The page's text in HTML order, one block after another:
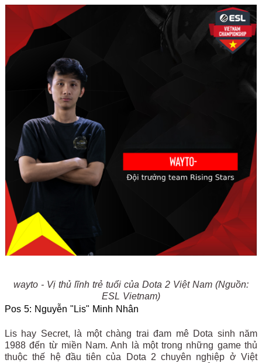
wayto - Vị thủ lĩnh trẻ tuổi của Dota 2 Việt Nam (Nguồn:
ESL Vietnam)
Pos 5: Nguyễn "Lis" Minh Nhân
Lis hay Secret, là một chàng trai đam mê Dota sinh năm
1988 đến từ miền Nam. Anh là một trong những game thủ
thuộc thế hệ đầu tiên của Dota 2 chuyên nghiệp ở Việt